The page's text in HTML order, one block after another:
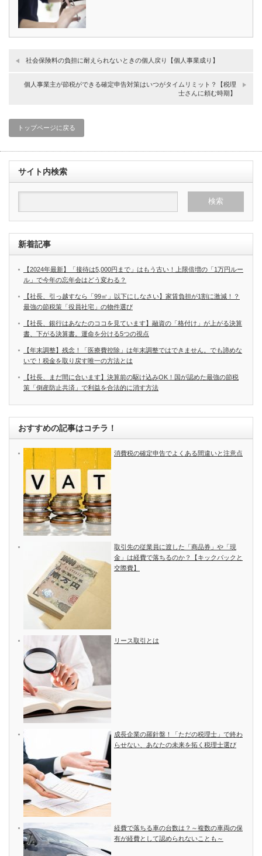
社会保険料の負担に耐えられないときの個人戻り【個人事業成り】
個人事業主が節税ができる確定申告対策はいつがタイムリミット？【税理
士さんに頼む時期】
トップページに戻る
サイト内検索
新着記事
【2024年最新】「接待は5,000円まで」はもう古い！上限倍増の「1万円ルー
ル」で今年の忘年会はどう変わる？
【社長、引っ越すなら「99㎡」以下にしなさい】家賃負担が1割に激減！？
最強の節税策「役員社宅」の物件選び
【社長、銀行はあなたのココを見ています】融資の「格付け」が上がる決算
書、下がる決算書。運命を分ける5つの視点
【年末調整】残念！「医療費控除」は年末調整ではできません。でも諦めな
いで！税金を取り戻す唯一の方法とは
【社長、まだ間に合います】決算前の駆け込みOK！国が認めた最強の節税
策「倒産防止共済」で利益を合法的に消す方法
おすすめの記事はコチラ！
消費税の確定申告でよくある間違いと注意点
取引先の従業員に渡した「商品券」や「現
金」は経費で落ちるのか？【キックバックと
交際費】
リース取引とは
成長企業の羅針盤！「ただの税理士」で終わ
らせない、あなたの未来を拓く税理士選び
経費で落ちる車の台数は？～複数の車両の保
有が経費として認められないことも～